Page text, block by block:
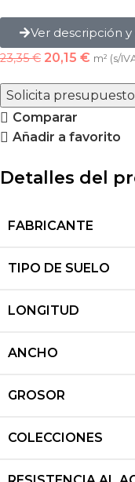
Ver descripción
23,35€ 20,15 € m² (s/
Solicita presupuesto
Comparar
Añadir a favorito
Detalles del
FABRICANTE
TIPO DE SUELO
LONGITUD
ANCHO
GROSOR
COLECCIONES